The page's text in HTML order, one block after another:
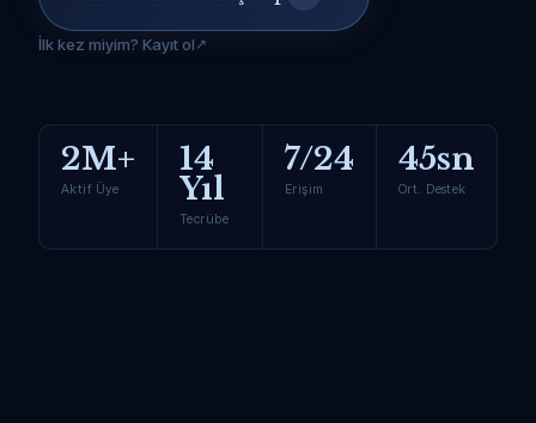
İlk kez miyim? Kayıt ol
2M+
Aktif Üye
14
Yıl
Tecrübe
7/24
Erişim
45sn
Ort. Destek